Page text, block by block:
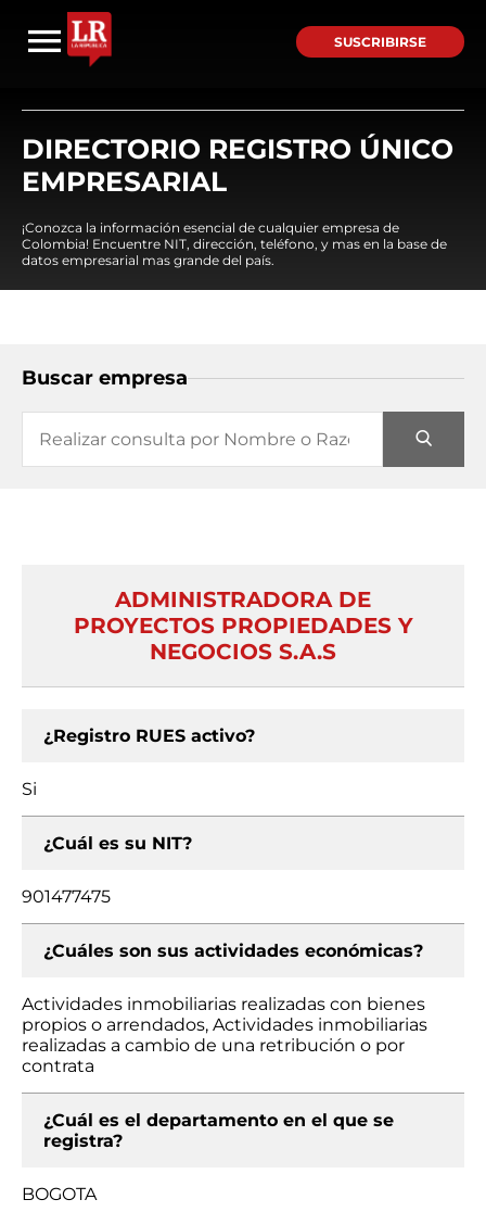
SUSCRIBIRSE
DIRECTORIO REGISTRO ÚNICO
EMPRESARIAL
¡Conozca la información esencial de cualquier empresa de
Colombia! Encuentre NIT, dirección, teléfono, y mas en la base de
datos empresarial mas grande del país.
Buscar empresa
ADMINISTRADORA DE
PROYECTOS PROPIEDADES Y
NEGOCIOS S.A.S
¿Registro RUES activo?
Si
¿Cuál es su NIT?
901477475
¿Cuáles son sus actividades económicas?
Actividades inmobiliarias realizadas con bienes
propios o arrendados, Actividades inmobiliarias
realizadas a cambio de una retribución o por
contrata
¿Cuál es el departamento en el que se
registra?
BOGOTA